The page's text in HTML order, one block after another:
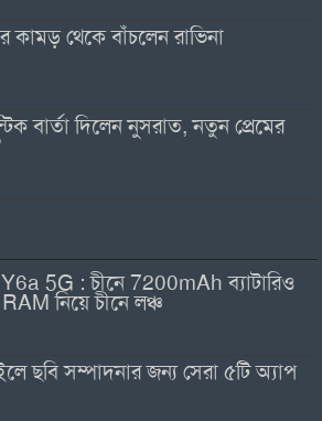
কামড় থেকে বাঁচলেন রাভিনা
বার্তা দিলেন নুসরাত, নতুন প্রেমের
5G : চীনে 7200mAh ব্যাটারিও
নিয়ে চীনে লঞ্চ
ছবি সম্পাদনার জন্য সেরা ৫টি অ্যাপ